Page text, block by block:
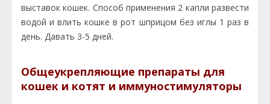
выставок кошек. Способ применения 2 капли развести
водой и влить кошке в рот шприцом без иглы 1 раз в
день. Давать 3-5 дней.
Общеукрепляющие препараты для
кошек и котят и иммуностимуляторы